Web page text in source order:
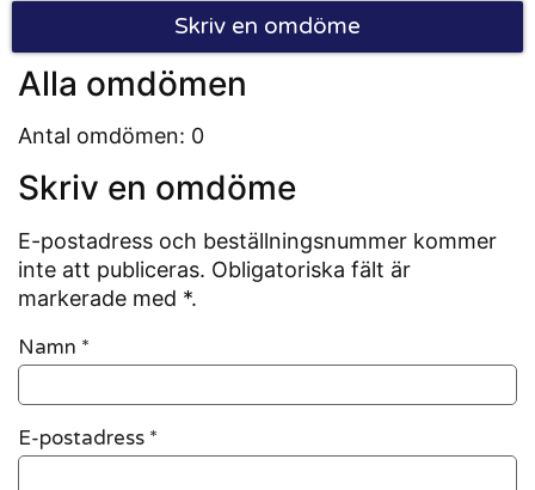
Skriv en omdöme
Alla omdömen
Antal omdömen: 0
Skriv en omdöme
E-postadress och beställningsnummer kommer
inte att publiceras. Obligatoriska fält är
markerade med *.
Namn *
E-postadress *